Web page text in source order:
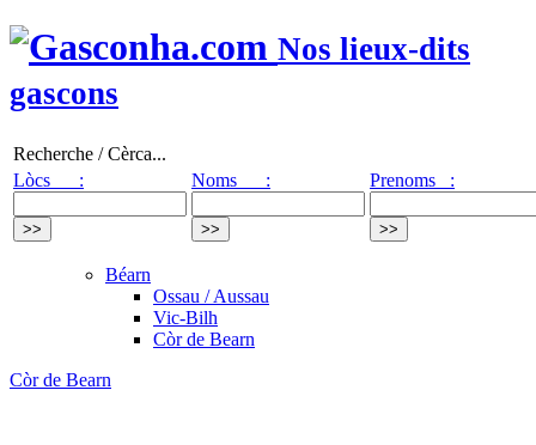
Nos lieux-dits
gascons
Recherche / Cèrca...
Lòcs :
Noms : Prenoms :
Béarn
Ossau / Aussau
Vic-Bilh
Còr de Bearn
Còr de Bearn